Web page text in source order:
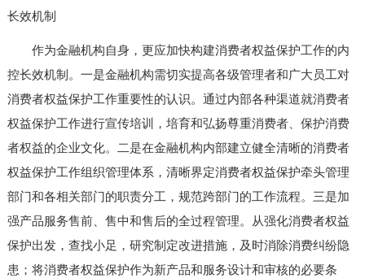
长效机制
作为金融机构自身，更应加快构建消费者权益保护工作的内
控长效机制。一是金融机构需切实提高各级管理者和广大员工对
消费者权益保护工作重要性的认识。通过内部各种渠道就消费者
权益保护工作进行宣传培训，培育和弘扬尊重消费者、保护消费
者权益的企业文化。二是在金融机构内部建立健全清晰的消费者
权益保护工作组织管理体系，清晰界定消费者权益保护牵头管理
部门和各相关部门的职责分工，规范跨部门的工作流程。三是加
强产品服务售前、售中和售后的全过程管理。从强化消费者权益
保护出发，查找小足，研究制定改进措施，及时消除消费纠纷隐
患；将消费者权益保护作为新产品和服务设计和审核的必要条